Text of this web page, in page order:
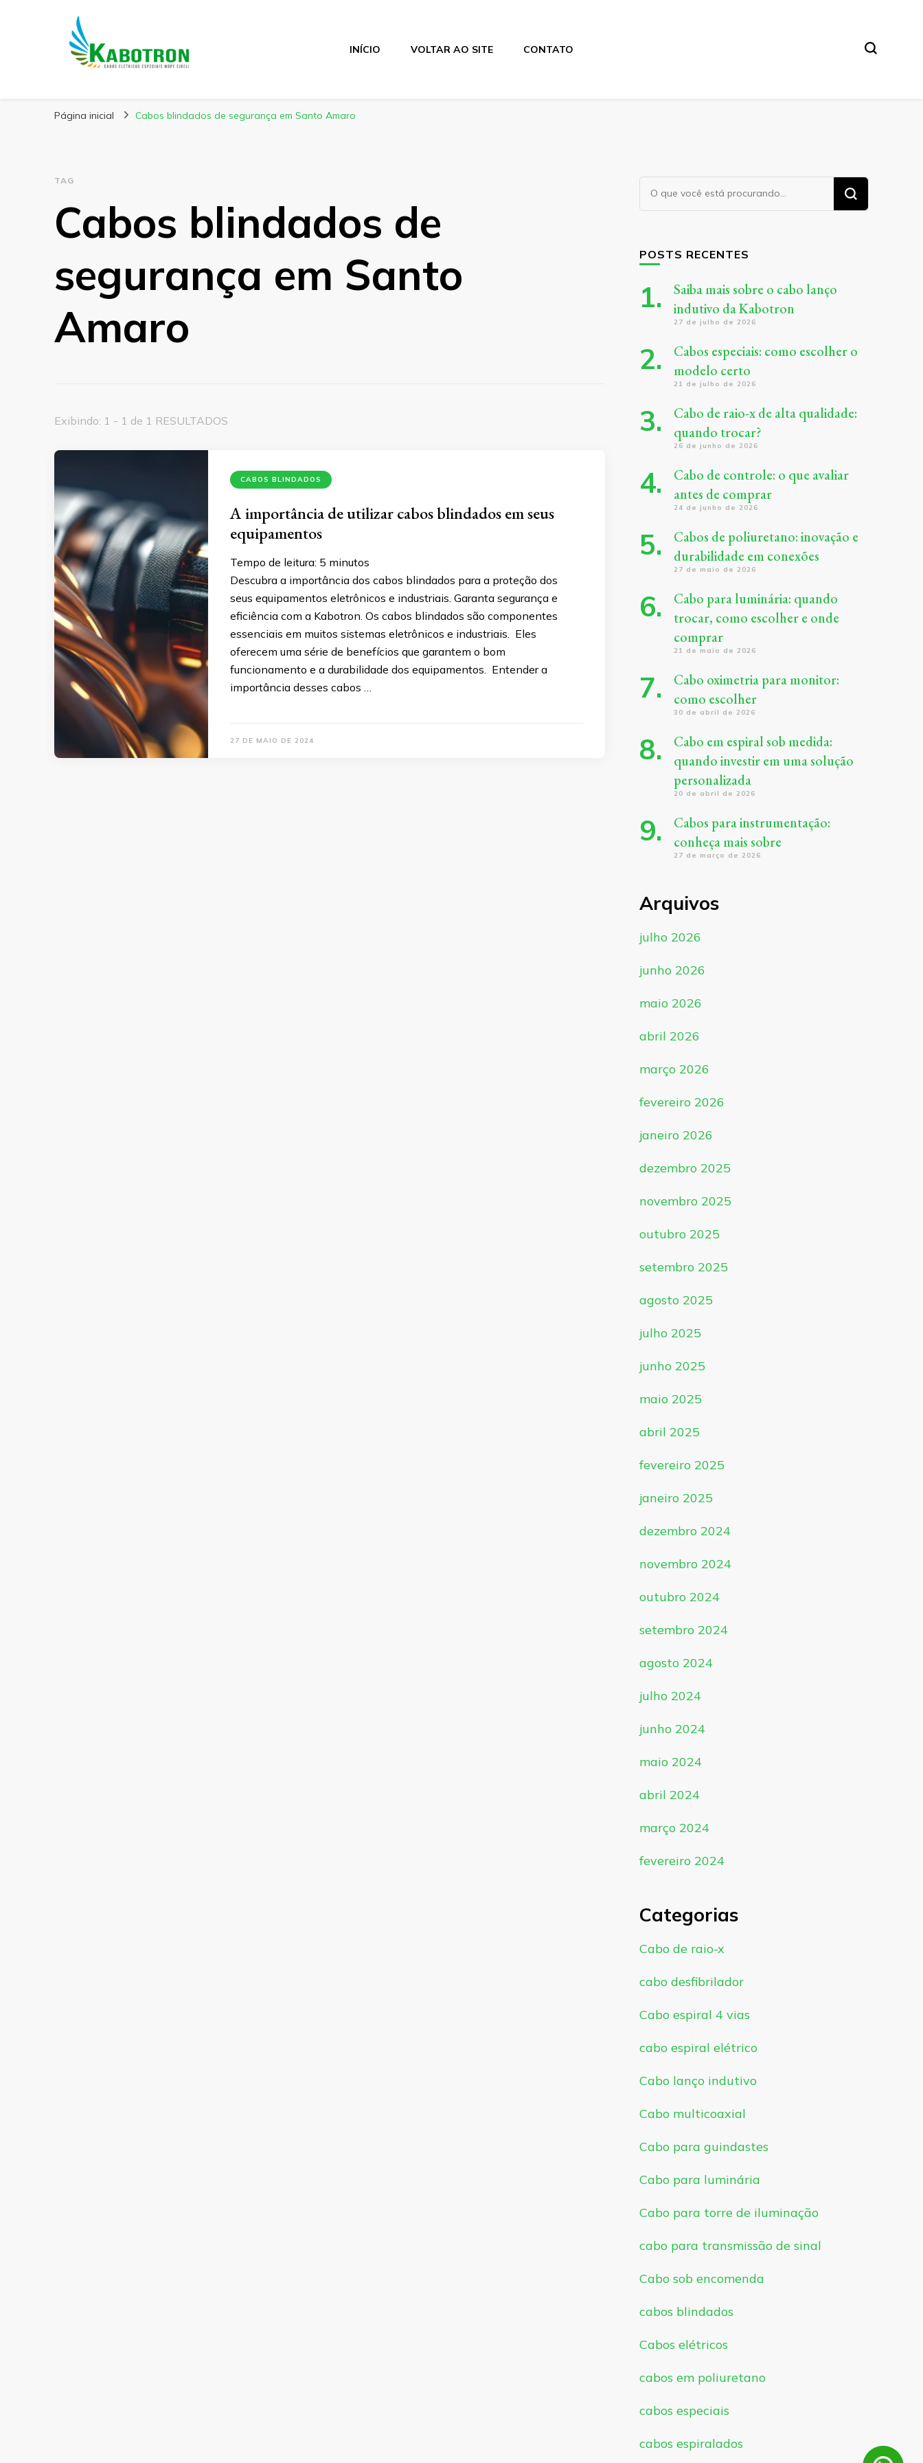
Kabotron
INÍCIO VOLTAR AO SITE CONTATO
Página inicial Cabos blindados de segurança em Santo Amaro
TAG
Cabos blindados de
segurança em Santo
Amaro
Exibindo: 1 - 1 de 1 RESULTADOS
CABOS BLINDADOS
A importância de utilizar cabos blindados em seus
equipamentos
Tempo de leitura: 5 minutos
Descubra a importância dos cabos blindados para a proteção dos
seus equipamentos eletrônicos e industriais. Garanta segurança e
eficiência com a Kabotron. Os cabos blindados são componentes
essenciais em muitos sistemas eletrônicos e industriais. Eles
oferecem uma série de benefícios que garantem o bom
funcionamento e a durabilidade dos equipamentos. Entender a
importância desses cabos …
27 DE MAIO DE 2024
Procurando
algo?
POSTS RECENTES
Saiba mais sobre o cabo lanço
indutivo da Kabotron
27 de julho de 2026
Cabos especiais: como escolher o
modelo certo
21 de julho de 2026
Cabo de raio-x de alta qualidade:
quando trocar?
26 de junho de 2026
Cabo de controle: o que avaliar
antes de comprar
24 de junho de 2026
Cabos de poliuretano: inovação e
durabilidade em conexões
27 de maio de 2026
Cabo para luminária: quando
trocar, como escolher e onde
comprar
21 de maio de 2026
Cabo oximetria para monitor:
como escolher
30 de abril de 2026
Cabo em espiral sob medida:
quando investir em uma solução
personalizada
20 de abril de 2026
Cabos para instrumentação:
conheça mais sobre
27 de março de 2026
Arquivos
julho 2026
junho 2026
maio 2026
abril 2026
março 2026
fevereiro 2026
janeiro 2026
dezembro 2025
novembro 2025
outubro 2025
setembro 2025
agosto 2025
julho 2025
junho 2025
maio 2025
abril 2025
fevereiro 2025
janeiro 2025
dezembro 2024
novembro 2024
outubro 2024
setembro 2024
agosto 2024
julho 2024
junho 2024
maio 2024
abril 2024
março 2024
fevereiro 2024
Categorias
Cabo de raio-x
cabo desfibrilador
Cabo espiral 4 vias
cabo espiral elétrico
Cabo lanço indutivo
Cabo multicoaxial
Cabo para guindastes
Cabo para luminária
Cabo para torre de iluminação
cabo para transmissão de sinal
Cabo sob encomenda
cabos blindados
Cabos elétricos
cabos em poliuretano
cabos especiais
cabos espiralados